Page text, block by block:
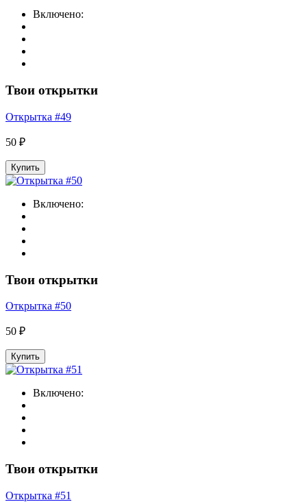
Включено:
Твои открытки
Открытка #49
50 ₽
Купить
Включено:
Твои открытки
Открытка #50
50 ₽
Купить
Включено:
Твои открытки
Открытка #51